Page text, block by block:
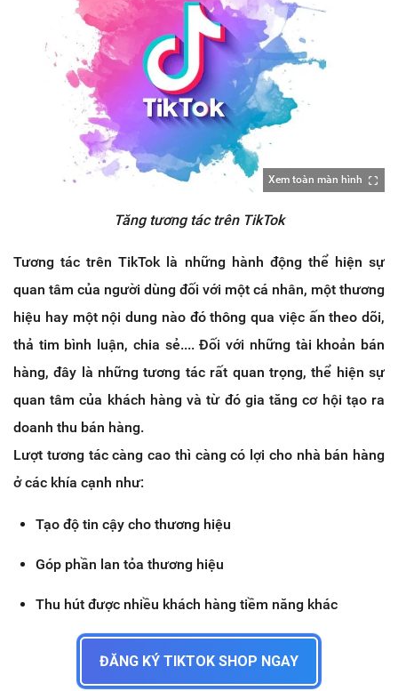
Xem toàn màn hình
Tăng tương tác trên TikTok
Tương tác trên TikTok là những hành động thể hiện sự
quan tâm của người dùng đối với một cá nhân, một thương
hiệu hay một nội dung nào đó thông qua việc ấn theo dõi,
thả tim bình luận, chia sẻ.... Đối với những tài khoản bán
hàng, đây là những tương tác rất quan trọng, thể hiện sự
quan tâm của khách hàng và từ đó gia tăng cơ hội tạo ra
doanh thu bán hàng.
Lượt tương tác càng cao thì càng có lợi cho nhà bán hàng
ở các khía cạnh như:
Tạo độ tin cậy cho thương hiệu
Góp phần lan tỏa thương hiệu
Thu hút được nhiều khách hàng tiềm năng khác
ĐĂNG KÝ TIKTOK SHOP NGAY